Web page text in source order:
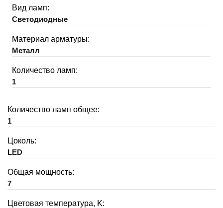
Вид ламп:
Светодиодные
Материал арматуры:
Металл
Количество ламп:
1
Количество ламп общее:
1
Цоколь:
LED
Общая мощность:
7
Цветовая температура, K: